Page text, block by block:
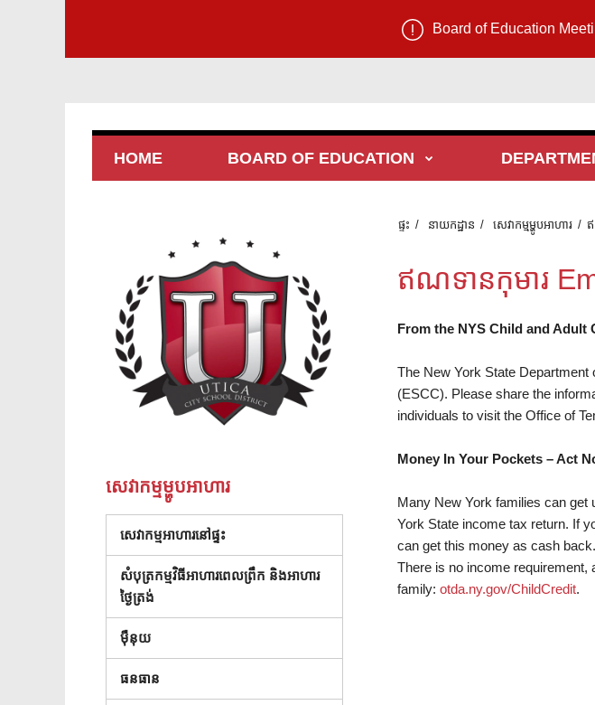
Board of Education
HOME BOARD OF EDUCATION
ផ្ទះ នាយកដ្ឋាន សេវាកម្មម្ហូបអាហារ
ឥណទានកុមារ
From the NYS Child and Adult
The New York State Department
(ESCC). Please share the
individuals to visit the Office of
Money In Your Pockets – Act
Many New York families can get
York State income tax return. If
can get this money as cash
There is no income requirement,
family: otda.ny.gov/ChildCredit.
សេវាកម្មម្ហូបអាហារ
សេវាកម្មអាហារនៅផ្ទះ
សំបុត្រកម្មវិធីអាហារពេលព្រឹក និងអាហារ
ថ្ងៃត្រង់
ម៉ឺនុយ
ធនធាន